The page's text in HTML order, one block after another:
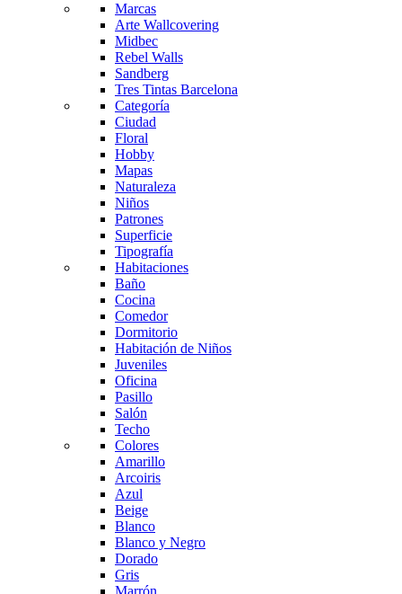
Marcas
Arte Wallcovering
Midbec
Rebel Walls
Sandberg
Tres Tintas Barcelona
Categoría
Ciudad
Floral
Hobby
Mapas
Naturaleza
Niños
Patrones
Superficie
Tipografía
Habitaciones
Baño
Cocina
Comedor
Dormitorio
Habitación de Niños
Juveniles
Oficina
Pasillo
Salón
Techo
Colores
Amarillo
Arcoiris
Azul
Beige
Blanco
Blanco y Negro
Dorado
Gris
Marrón